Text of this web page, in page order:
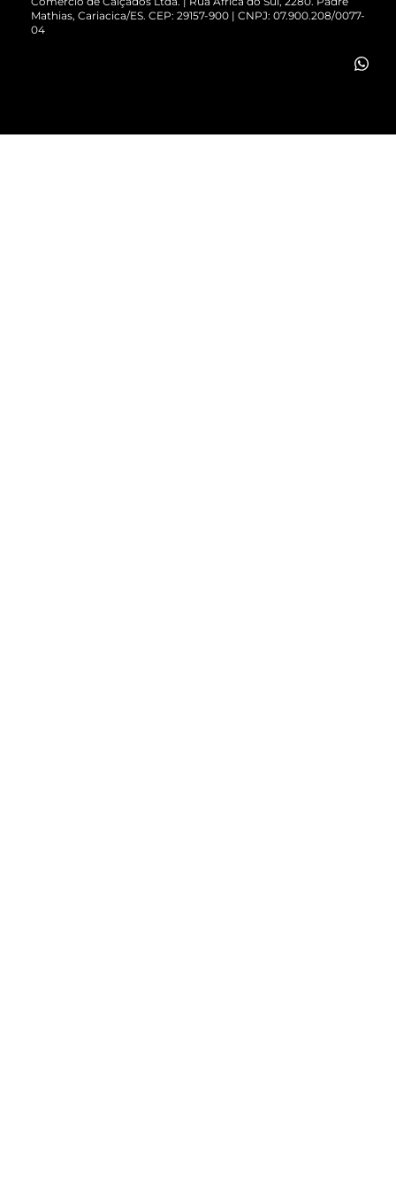
Vendas Corporativas
Mathias, Cariacica/ES. CEP: 29157-900 | CNPJ: 07.900.208/0077-
04